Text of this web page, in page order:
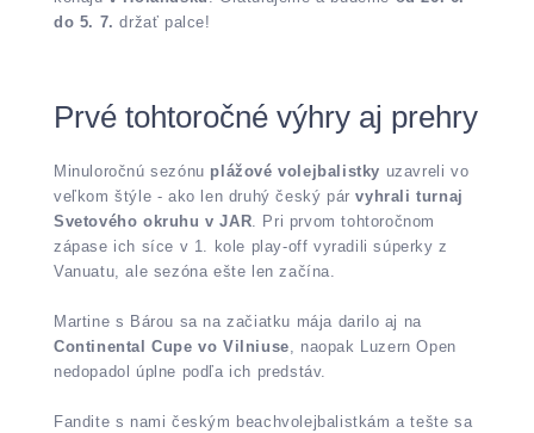
do 5. 7. držať palce!
Prvé tohtoročné výhry aj prehry
Minuloročnú sezónu plážové volejbalistky uzavreli vo
veľkom štýle - ako len druhý český párvyhrali turnaj
Svetového okruhu v JAR. Pri prvom tohtoročnom
zápase ich síce v 1. kole play-off vyradili súperky z
Vanuatu, ale sezóna ešte len začína.
Martine s Bárou sa na začiatku mája darilo aj na
Continental Cupe vo Vilniuse, naopak Luzern Open
nedopadol úplne podľa ich predstáv.
Fandite s nami českým beachvolejbalistkám a tešte sa